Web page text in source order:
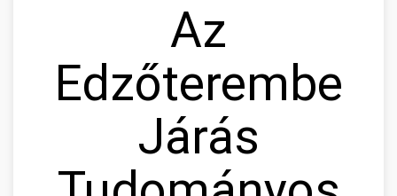
Az
Edzőterembe
Járás